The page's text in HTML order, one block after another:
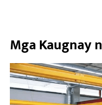
Mga Kaugnay